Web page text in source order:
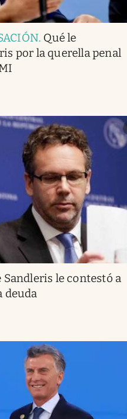
. Qué le
por la querella penal
le contestó a
deuda